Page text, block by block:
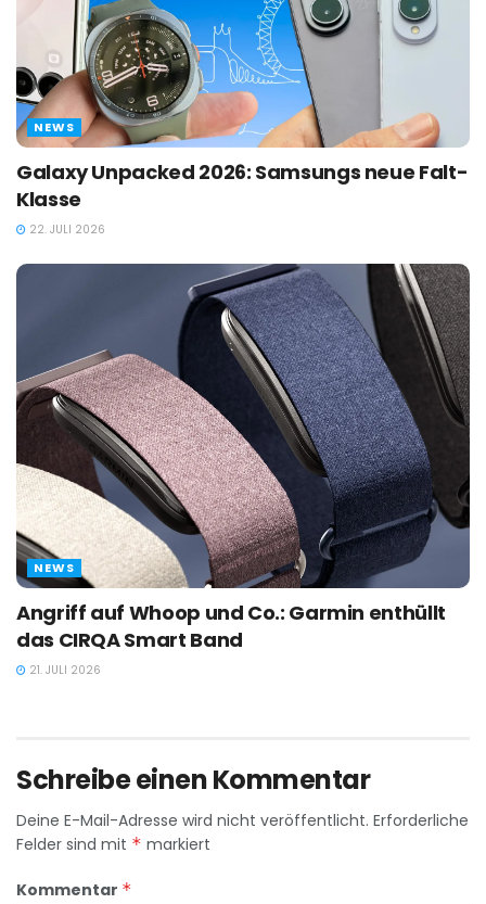
NEWS
Galaxy Unpacked 2026: Samsungs neue Falt-
Klasse
22. JULI 2026
NEWS
Angriff auf Whoop und Co.: Garmin enthüllt
das CIRQA Smart Band
21. JULI 2026
Schreibe einen Kommentar
Deine E-Mail-Adresse wird nicht veröffentlicht. Erforderliche
Felder sind mit * markiert
Kommentar *